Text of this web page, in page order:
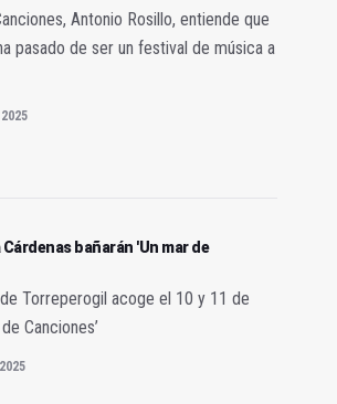
Antonio Rosillo, entiende que
pasado de ser un festival de música a
bañarán 'Un mar de
de Torreperogil acoge el 10 y 11 de
Canciones’